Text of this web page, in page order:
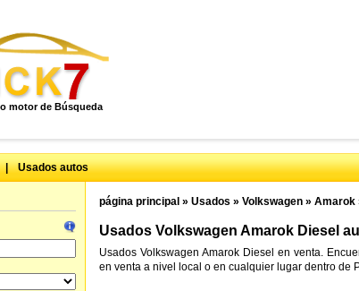
motor de Búsqueda
| Usados autos
página principal » Usados » Volkswagen» Amarok
Usados Volkswagen Amarok Diesel
Usados Volkswagen Amarok Diesel en venta.
en venta a nivel local o en cualquier lugar dentro de